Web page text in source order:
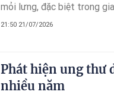
mỏi lưng, đặc biệt trong
rằng ngồi lâu có thể ảnh
21:50 21/07/2026
Phát hiện ung thư
nhiều năm